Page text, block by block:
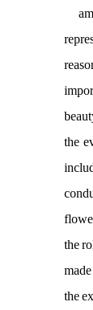
the
the
the